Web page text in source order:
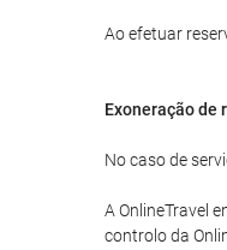
Ao efetuar
Exoneração de
No caso de
A OnlineTravel
controlo da